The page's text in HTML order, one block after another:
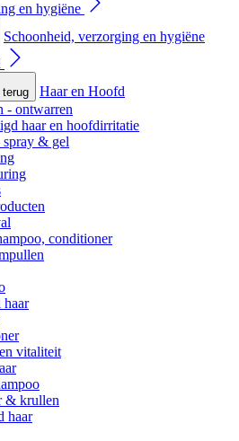
en hygiëne
Schoonheid, verzorging en hygiëne
terug
Haar en Hoofd
- ontwarren
haar en hoofdirritatie
& gel
conditioner
haar
vitaliteit
& krullen
haar